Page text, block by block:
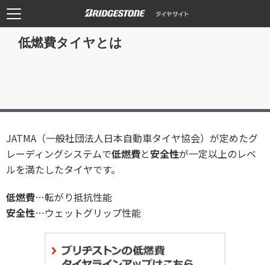
低燃費タイヤとは
JATMA（一般社団法人日本自動車タイヤ協会）が定めたグ
レーディングシステムで低燃費と安全性が一定以上のレベ
ルを満たしたタイヤです。
低燃費…転がり抵抗性能
安全性…ウェットグリップ性能